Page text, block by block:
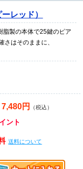
レッド）
脂製の本体で25鍵のピア
さはそのままに、
7,480円 （税込）
ント
送料について